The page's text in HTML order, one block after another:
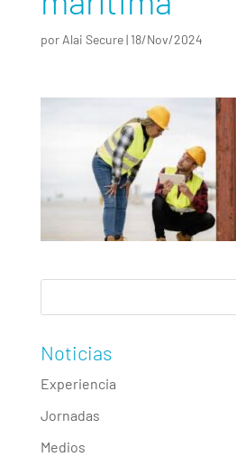
por Alai Secure| 18/Nov/2024
Noticias
Experiencia
Jornadas
Medios